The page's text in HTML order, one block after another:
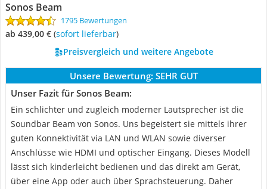
Sonos Beam
1795 Bewertungen
ab 439,00 € ( Sofort lieferbar)
Preisvergleich und weitere Angebote
Unsere Bewertung: SEHR GUT
Unser Fazit für Sonos Beam:
Ein schlichter und zugleich moderner Lautsprecher ist die
Soundbar Beam von Sonos. Uns begeistert sie mittels ihrer
guten Konnektivität via LAN und WLAN sowie diverser
Anschlüsse wie HDMI und optischer Eingang. Dieses Modell
lässt sich kinderleicht bedienen und das direkt am Gerät,
über eine App oder auch über Sprachsteuerung. Daher